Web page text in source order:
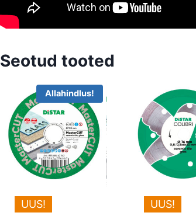
Seotud tooted
Allahindlus!
UUS! UUS!